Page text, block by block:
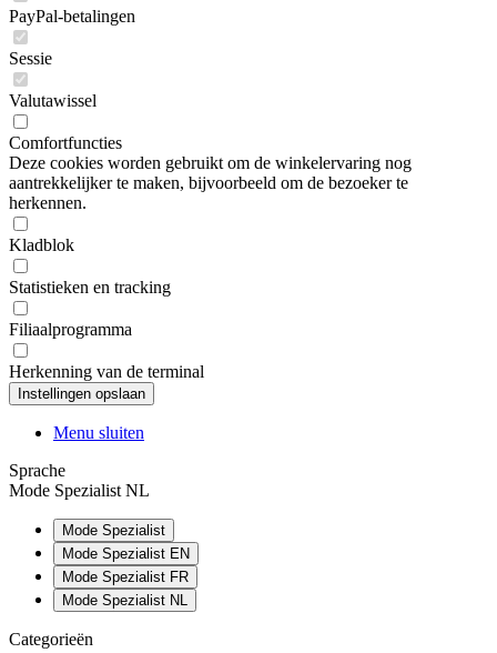
PayPal-betalingen
Sessie
Valutawissel
Comfortfuncties
Deze cookies worden gebruikt om de winkelervaring nog
aantrekkelijker te maken, bijvoorbeeld om de bezoeker te
herkennen.
Kladblok
Statistieken en tracking
Filiaalprogramma
Herkenning van de terminal
Menu sluiten
Sprache
Mode Spezialist NL
Mode Spezialist
Mode Spezialist EN
Mode Spezialist FR
Mode Spezialist NL
Categorieën